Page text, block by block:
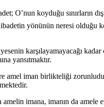
O’nun koyduğu sınırların
yönünün neresi olduğu
karşılayamayacağı
yansıtmaktır.
amel iman birlikteliği
imana, imanın da amele